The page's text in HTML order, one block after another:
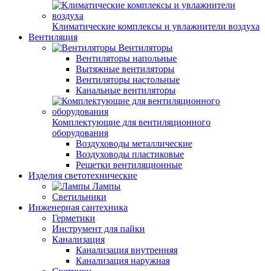
Климатические комплексы и увлажнители воздуха
Вентиляция
Вентиляторы
Вентиляторы напольные
Вытяжные вентиляторы
Вентиляторы настольные
Канальные вентиляторы
Комплектующие для вентиляционного
оборудования
Воздуховоды металлические
Воздуховоды пластиковые
Решетки вентиляционные
Изделия светотехнические
Лампы
Светильники
Инженерная сантехника
Герметики
Инструмент для пайки
Канализация
Канализация внутренняя
Канализация наружная